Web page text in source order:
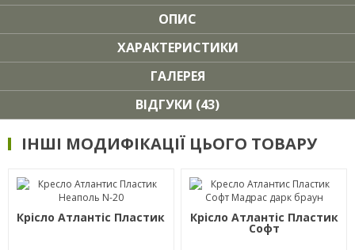
ОПИС
ХАРАКТЕРИСТИКИ
ГАЛЕРЕЯ
ВІДГУКИ (43)
ІНШІ МОДИФІКАЦІЇ ЦЬОГО ТОВАРУ
Крісло Атлантіс Пластик Крісло Атлантіс Пластик
Софт